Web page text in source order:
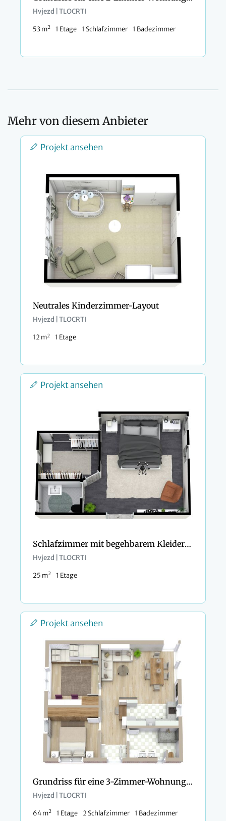
Hvjezd | TLOCRTI
53 m2 1 Etage 1 Schlafzimmer 1 Badezimmer
Mehr von diesem Anbieter
Projekt ansehen
Neutrales Kinderzimmer-Layout
Hvjezd | TLOCRTI
12 m2 1 Etage
Projekt ansehen
Schlafzimmer mit begehbarem Kleiderschrank
Hvjezd | TLOCRTI
25 m2 1 Etage
Projekt ansehen
Grundriss für eine 3-Zimmer-Wohnung mit Etagenbetten
Hvjezd | TLOCRTI
64 m2 1 Etage 2 Schlafzimmer 1 Badezimmer